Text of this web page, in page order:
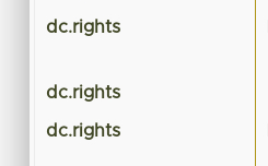
dc.rights
dc.rights
dc.rights